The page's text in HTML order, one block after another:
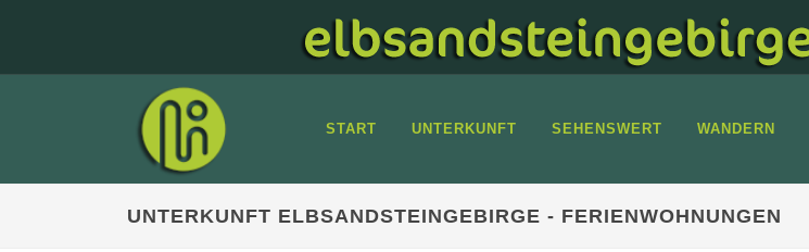
START UNTERKUNFT SEHENSWERT WANDERN
UNTERKUNFT ELBSANDSTEINGEBIRGE - FERIENWOHNUNGEN